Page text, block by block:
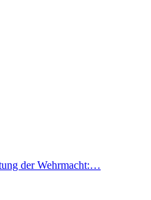
der Wehrmacht:…